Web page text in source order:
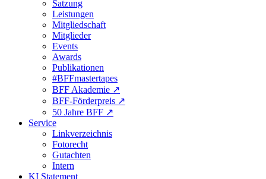
Satzung
Leistungen
Mitgliedschaft
Mitglieder
Events
Awards
Publikationen
#BFFmastertapes
BFF Akademie ↗︎
BFF-Förderpreis ↗︎
50 Jahre BFF ↗︎
Service
Linkverzeichnis
Fotorecht
Gutachten
Intern
KI Statement